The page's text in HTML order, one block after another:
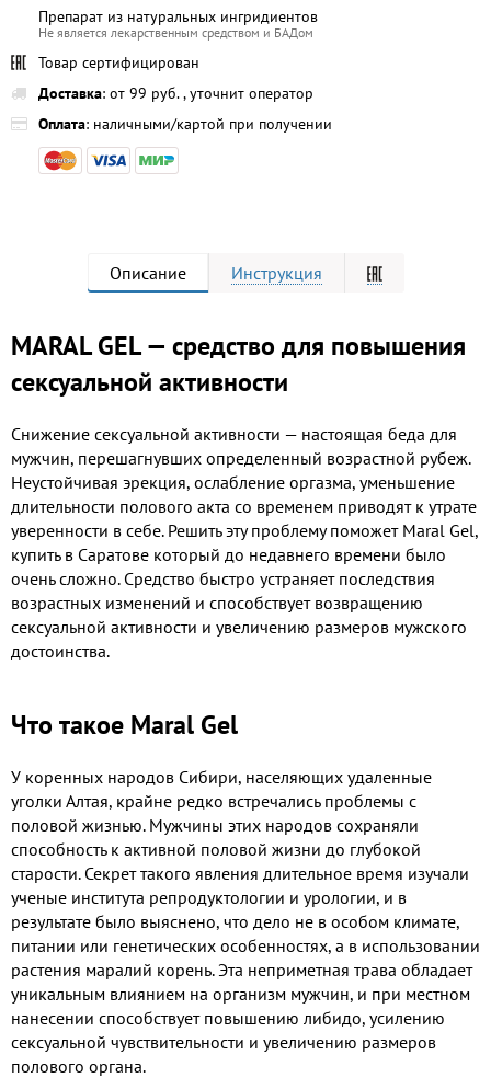
Препарат из натуральных ингридиентов
Не является лекарственным средством и БАДом
Товар сертифицирован
Доставка: от 99 руб. , уточнит оператор
Оплата: наличными/картой при получении
Описание Инструкция
MARAL GEL — средство для повышения
сексуальной активности
Снижение сексуальной активности — настоящая беда для
мужчин, перешагнувших определенный возрастной рубеж.
Неустойчивая эрекция, ослабление оргазма, уменьшение
длительности полового акта со временем приводят к утрате
уверенности в себе. Решить эту проблему поможет Maral Gel,
купить в Саратове который до недавнего времени было
очень сложно. Средство быстро устраняет последствия
возрастных изменений и способствует возвращению
сексуальной активности и увеличению размеров мужского
достоинства.
Что такое Maral Gel
У коренных народов Сибири, населяющих удаленные
уголки Алтая, крайне редко встречались проблемы с
половой жизнью. Мужчины этих народов сохраняли
способность к активной половой жизни до глубокой
старости. Секрет такого явления длительное время изучали
ученые института репродуктологии и урологии, и в
результате было выяснено, что дело не в особом климате,
питании или генетических особенностях, а в использовании
растения маралий корень. Эта неприметная трава обладает
уникальным влиянием на организм мужчин, и при местном
нанесении способствует повышению либидо, усилению
сексуальной чувствительности и увеличению размеров
полового органа.